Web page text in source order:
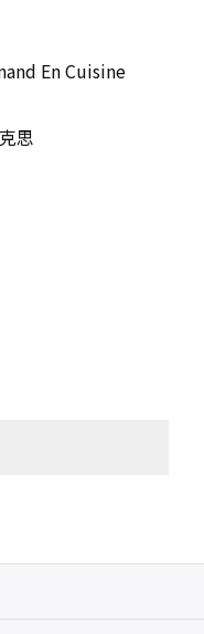
En Cuisine
思